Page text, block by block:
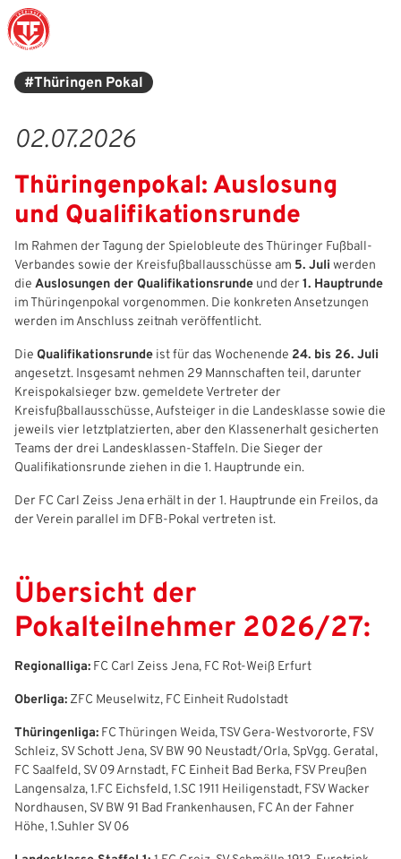
#Thüringen Pokal
02.07.2026
Thüringenpokal: Auslosung
und Qualifikationsrunde
Im Rahmen der Tagung der Spielobleute des Thüringer Fußball-
Verbandes sowie der Kreisfußballausschüsse am 5. Juli werden
die Auslosungen der Qualifikationsrunde und der 1. Hauptrunde
im Thüringenpokal vorgenommen. Die konkreten Ansetzungen
werden im Anschluss zeitnah veröffentlicht.
Die Qualifikationsrunde ist für das Wochenende 24. bis 26. Juli
angesetzt. Insgesamt nehmen 29 Mannschaften teil, darunter
Kreispokalsieger bzw. gemeldete Vertreter der
Kreisfußballausschüsse, Aufsteiger in die Landesklasse sowie die
jeweils vier letztplatzierten, aber den Klassenerhalt gesicherten
Teams der drei Landesklassen-Staffeln. Die Sieger der
Qualifikationsrunde ziehen in die 1. Hauptrunde ein.
Der FC Carl Zeiss Jena erhält in der 1. Hauptrunde ein Freilos, da
der Verein parallel im DFB-Pokal vertreten ist.
Übersicht der
Pokalteilnehmer 2026/27:
Regionalliga: FC Carl Zeiss Jena, FC Rot-Weiß Erfurt
Oberliga: ZFC Meuselwitz, FC Einheit Rudolstadt
Thüringenliga: FC Thüringen Weida, TSV Gera-Westvororte, FSV
Schleiz, SV Schott Jena, SV BW 90 Neustadt/Orla, SpVgg. Geratal,
FC Saalfeld, SV 09 Arnstadt, FC Einheit Bad Berka, FSV Preußen
Langensalza, 1.FC Eichsfeld, 1.SC 1911 Heiligenstadt, FSV Wacker
Nordhausen, SV BW 91 Bad Frankenhausen, FC An der Fahner
Höhe, 1.Suhler SV 06
IHR LOGIN
Benutzeranmeldung
Geschäftsstelle
Chronik
Ehrentafel
Karriere
Partnerschaft
Mitgliedschaft
Sicherheit
Junioren
Juniorinnen
Kinderfußball
eSports
Schiedsrichter
Freizeit- und Breitensport
Futsal
Eliteschulen
Erzieher und Lehrer
Veranstaltungskalender
DFB-Mobil
DFB-Masterplan
Vielfalt
Fair Play
Inklusion
Prävention
Schule und Kita
Kinder- und Jugendschutz
#siekickt
Tage des Mädchenfußballs
Newsletter
DFBnet
Passwesen
Vereinsangebote
Archiv
Downloads
Datenschutz
Länderspiele
Impressum